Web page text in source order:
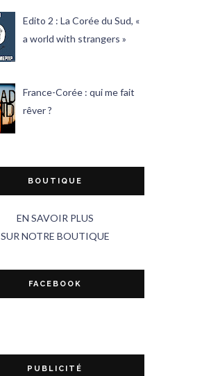
Edito 2 : La Corée du Sud, «
a world with strangers »
France-Corée : qui me fait
rêver ?
BOUTIQUE
EN SAVOIR PLUS
SUR NOTRE BOUTIQUE
FACEBOOK
PUBLICITÉ